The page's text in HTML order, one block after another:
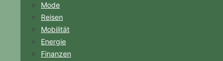
Mode
Reisen
Mobilität
Energie
Finanzen